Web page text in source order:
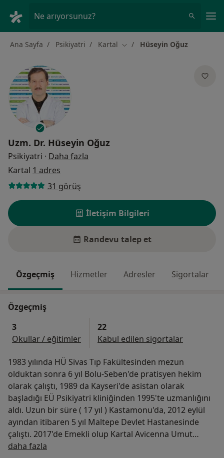
Ne arıyorsunuz?
Ana Sayfa Psikiyatri Kartal Şehir değiştir
Hüseyin Oğuz
Uzm. Dr. Hüseyin Oğuz
Psikiyatri · Daha fazla
Kartal 1 adres
31 görüş
İletişim Bilgileri
Randevu talep et
Özgeçmiş Hizmetler Adresler Sigortalar
Özgeçmiş
3
Okullar / eğitimler
22
Kabul edilen sigortalar
1983 yılında HÜ Sivas Tıp Fakültesinden mezun
olduktan sonra 6 yıl Bolu-Seben'de pratisyen hekim
olarak çalıştı, 1989 da Kayseri'de asistan olarak
başladığı EÜ Psikiyatri kliniğinden 1995'te uzmanlığını
aldı. Uzun bir süre ( 17 yıl ) Kastamonu'da, 2012 eylül
ayından itibaren 5 yıl Maltepe Devlet Hastanesinde
çalıştı. 2017'de Emekli olup Kartal Avicenna Umut
Hastanesinde çalışmaya başladı.
daha fazla